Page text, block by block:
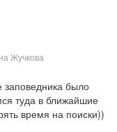
Жучкова
заповедника было
туда в ближайшие
время на поиски))